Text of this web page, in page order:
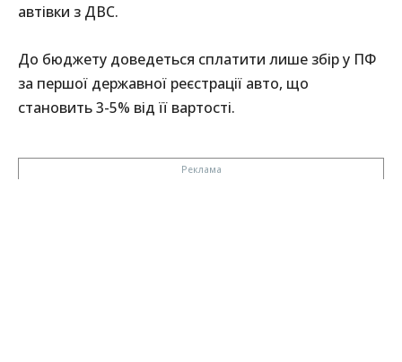
автівки з ДВС.
До бюджету доведеться сплатити лише збір у ПФ
за першої державної реєстрації авто, що
становить 3-5% від її вартості.